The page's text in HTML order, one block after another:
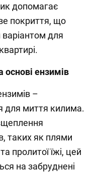
допомагає
покриття, що
для
ензимів
–
для миття килима.
таких як плями
пролитої їжі, цей
на забруднені